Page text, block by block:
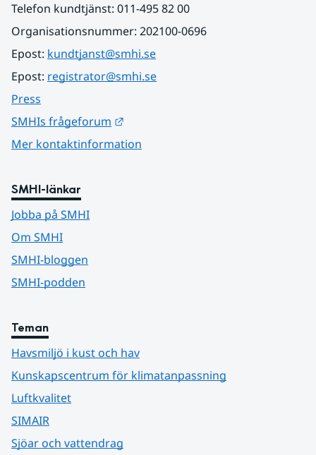
Telefon kundtjänst: 011-495 82 00
Organisationsnummer: 202100-0696
Epost: kundtjanst@smhi.se
Epost: registrator@smhi.se
Press
SMHIs frågeforum
Mer kontaktinformation
SMHI-länkar
Jobba på SMHI
Om SMHI
SMHI-bloggen
SMHI-podden
Teman
Havsmiljö i kust och hav
Kunskapscentrum för klimatanpassning
Luftkvalitet
SIMAIR
Sjöar och vattendrag